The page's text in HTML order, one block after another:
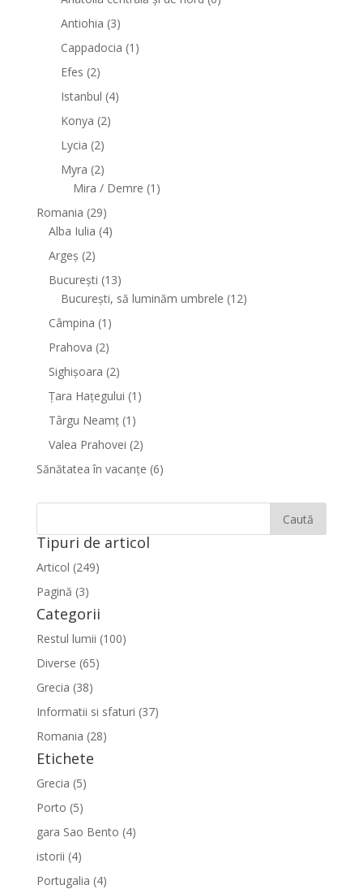
Antiohia (3)
Cappadocia (1)
Efes (2)
Istanbul (4)
Konya (2)
Lycia (2)
Myra (2)
Mira / Demre (1)
Romania (29)
Alba Iulia (4)
Argeș (2)
București (13)
București, să luminăm umbrele (12)
Câmpina (1)
Prahova (2)
Sighişoara (2)
Țara Hațegului (1)
Târgu Neamţ(1)
Valea Prahovei (2)
Sănătatea în vacanțe (6)
Tipuri de articol
Articol (249)
Pagină (3)
Categorii
Restul lumii (100)
Diverse (65)
Grecia (38)
Informatii si sfaturi (37)
Romania (28)
Etichete
Grecia (5)
Porto (5)
gara Sao Bento (4)
istorii (4)
Portugalia (4)